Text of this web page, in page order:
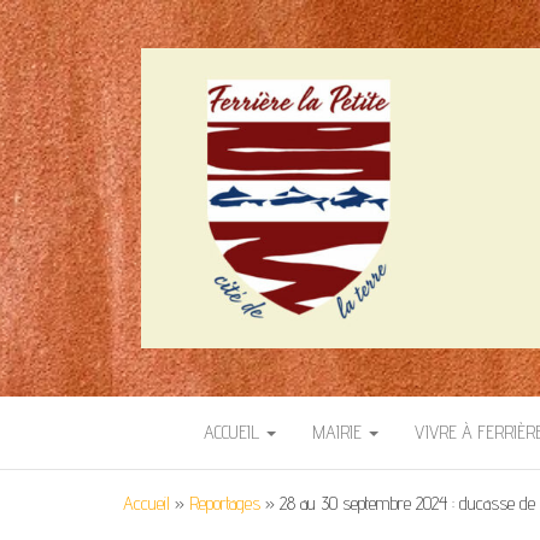
SITE OFFICIEL
Cité de la terre
ACCUEIL MAIRIE VIVRE À
Accueil » Reportages » 28 au 30 septembre 2024 : ducasse